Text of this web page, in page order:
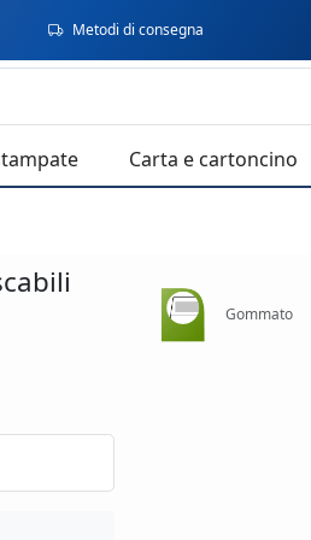
Metodi di consegna
Carta e cartoncino
Gommato